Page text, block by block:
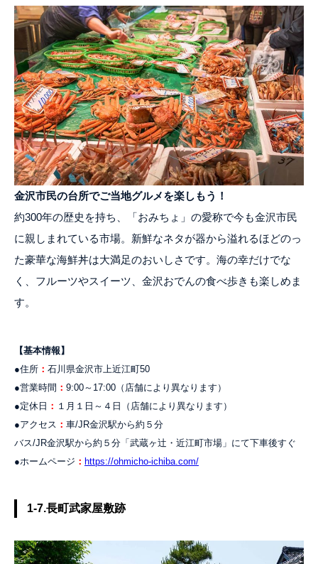
金沢市民の台所でご当地グルメを楽しもう！
約300年の歴史を持ち、「おみちょ」の愛称で今も金沢市民
に親しまれている市場。新鮮なネタが器から溢れるほどのっ
た豪華な海鮮丼は大満足のおいしさです。海の幸だけでな
く、フルーツやスイーツ、金沢おでんの食べ歩きも楽しめま
す。
【基本情報】
●住所 ： 石川県金沢市上近江町50
●営業時間 ： 9:00～17:00（店舗により異なります）
●定休日 ： １月１日～４日（店舗により異なります）
●アクセス ： 車/JR金沢駅から約５分
バス/JR金沢駅から約５分「武蔵ヶ辻・近江町市場」にて下車後すぐ
●ホームページ ： https://ohmicho-ichiba.com/
1-7.長町武家屋敷跡